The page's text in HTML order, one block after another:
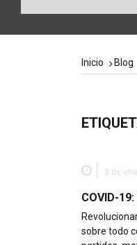
Inicio Blog
3 de
COVID-
sobre todo